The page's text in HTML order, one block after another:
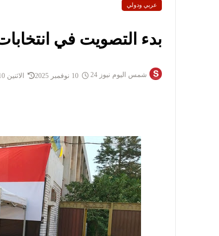
عربي ودولي
بدء التصويت في
شمس اليوم نيوز 24 الاثنين 10 نوفمبر 2025